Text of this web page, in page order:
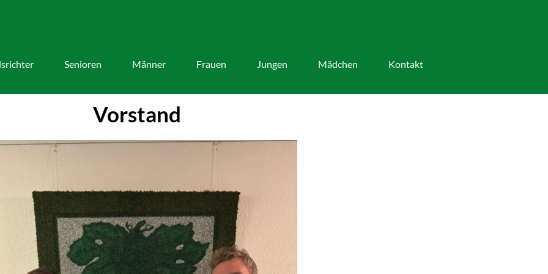
Senioren Männer Frauen Jungen Mädchen Kontakt
Vorstand